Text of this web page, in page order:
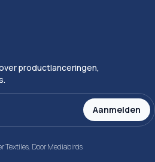
productlanceringen,
Aanmelden
Textiles, DoorMediabirds